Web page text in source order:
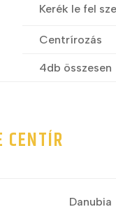
Kerék le fel
Centrírozás
4db összesen
CENTÍR
Danubia